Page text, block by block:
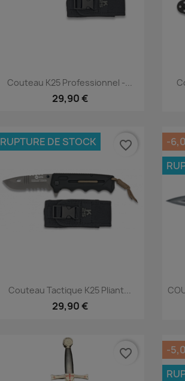
 Aperçu rapide
Couteau K25 Professionnel -...
29,90 €
Aperçu rapide
Couteau Tactique K25 Pliant...
29,90 €
RUPTURE DE STOCK favorite_border
-
favorite_border
-